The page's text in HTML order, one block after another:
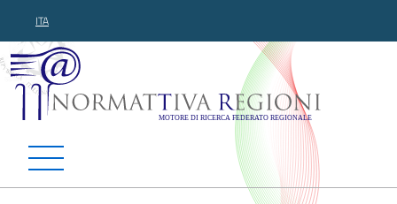
ITA
Normattiva Regioni -